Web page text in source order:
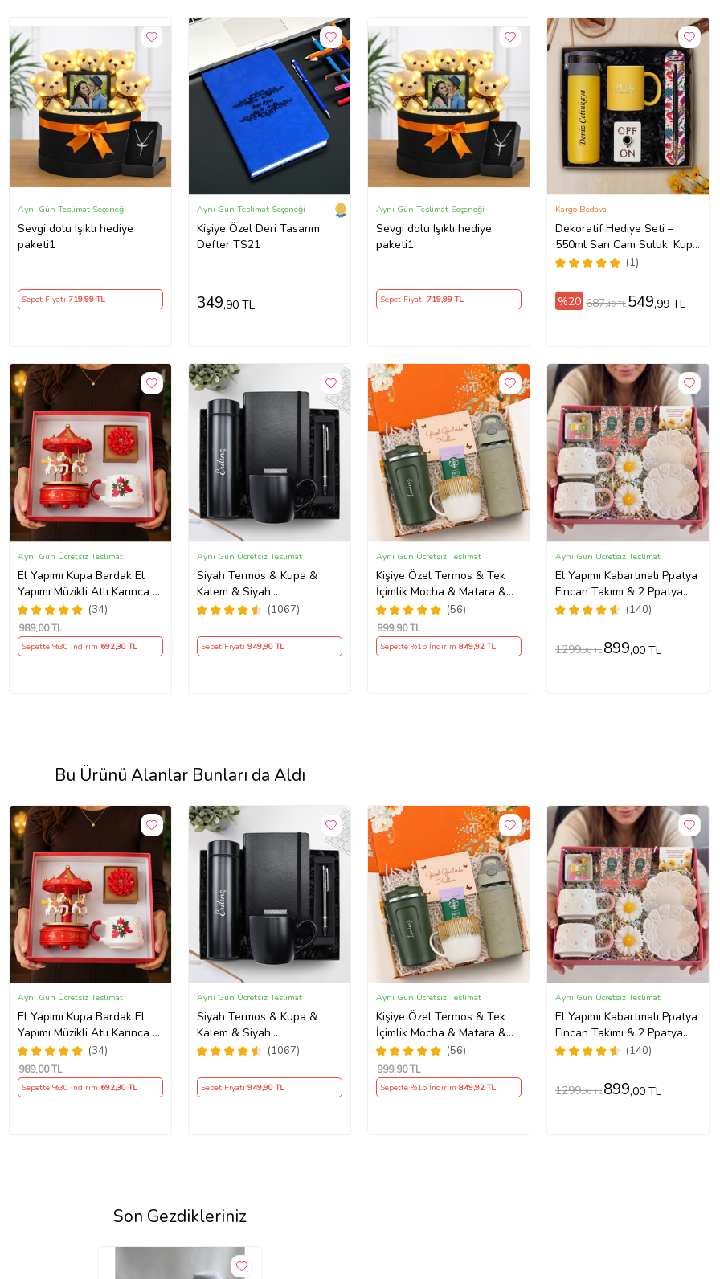
Sevgi dolu Işıklı hediye
paketi1
Aynı Gün Teslimat Seçeneği
Sepet Fiyatı 719,99 TL
Kişiye Özel Deri Tasarım
Defter TS21
Aynı Gün Teslimat Seçeneği
349,90 TL
Sevgi dolu Işıklı hediye
paketi1
Aynı Gün Teslimat Seçeneği
Sepet Fiyatı719,99 TL
Dekoratif Hediye Seti –
550ml Sarı Cam Suluk, Kupa
Bardak, Tütsü, Magnet
(1)
Kargo Bedava
%20 687,49 TL 549,99 TL
El Yapımı Kupa Bardak El
Yapımı Müzikli Atlı Karınca El
Yapımı Mum AYN34
(34)
Aynı Gün Ücretsiz Teslimat
989,00 TL
Sepette %30 İndirim 692,30 TL
Siyah Termos & Kupa &
Kalem & Siyah
Defter Hediye Seti
(1067)
Aynı Gün Ücretsiz Teslimat
Sepet Fiyatı 949,90 TL
Kişiye Özel Termos & Tek
İçimlik Mocha & Matara &
Kupa Hediye Seti
(56)
Aynı Gün Ücretsiz Teslimat
999,90 TL
Sepette %15 İndirim849,92 TL
El Yapımı Kabartmalı Ppatya
Fincan Takımı & 2 Ppatya
Mum & Harf Anahtarlık &
(140)
Aynı Gün Ücretsiz Teslimat
1299,00 TL 899,00 TL
Bu Ürünü Alanlar Bunları da Aldı
El Yapımı Kupa Bardak El
Yapımı Müzikli Atlı Karınca El
Yapımı Mum AYN34
(34)
Aynı Gün Ücretsiz Teslimat
989,00 TL
Sepette %30 İndirim 692,30 TL
Siyah Termos & Kupa &
Kalem & Siyah
Defter Hediye Seti
(1067)
Aynı Gün Ücretsiz Teslimat
Sepet Fiyatı 949,90 TL
Kişiye Özel Termos & Tek
İçimlik Mocha & Matara &
Kupa Hediye Seti
(56)
Aynı Gün Ücretsiz Teslimat
999,90 TL
Sepette %15 İndirim849,92 TL
El Yapımı Kabartmalı Ppatya
Fincan Takımı & 2 Ppatya
Mum & Harf Anahtarlık &
(140)
Aynı Gün Ücretsiz Teslimat
1299,00 TL 899,00 TL
Son Gezdikleriniz